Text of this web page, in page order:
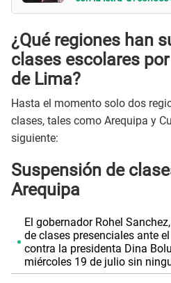
¿Qué regiones han
clases escolares
de Lima?
Hasta el momento solo dos
clases, tales como Arequipa y
siguiente:
Suspensión de
Arequipa
El gobernador Rohel
de clases presenciales ante
contra la presidenta Dina
miércoles 19 de julio sin